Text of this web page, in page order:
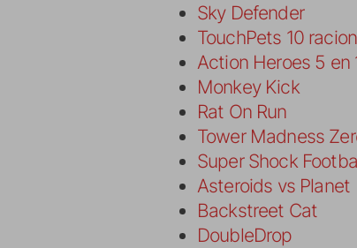
Sky Defender
TouchPets 10
Action Heroes 5 en
Monkey Kick
Rat On Run
Tower Madness
Super Shock
Asteroids vs Planet
Backstreet Cat
DoubleDrop